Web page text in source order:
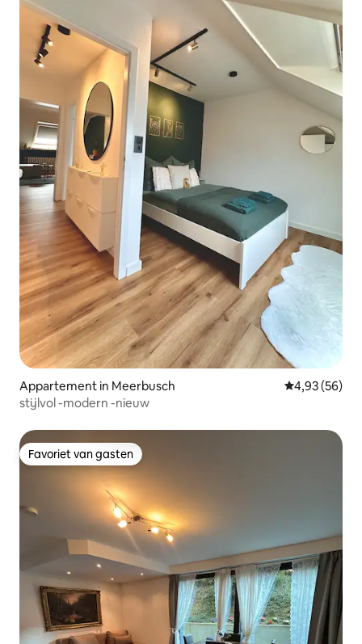
Appartement in Meerbusch Gemiddelde
4,93 (56)
stijlvol -modern -nieuw
Favoriet van gasten
Favoriet van gasten